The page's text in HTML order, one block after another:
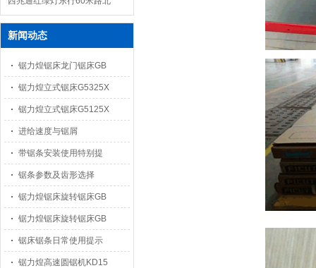
新闻动态
锯力煌锯床龙门锯床GB
锯力煌立式锯床G5325X
锯力煌立式锯床G5125X
进给速度与锯屑
带锯条安装使用特别提
锯条参数及齿形选择
锯力煌锯床旋转锯床GB
锯力煌锯床旋转锯床GB
锯床锯条日常使用提示
锯力煌高速圆锯机KD15